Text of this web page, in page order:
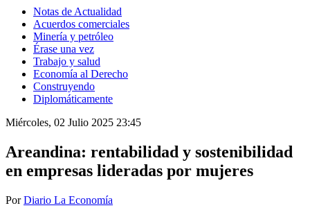
Notas de Actualidad
Acuerdos comerciales
Minería y petróleo
Érase una vez
Trabajo y salud
Economía al Derecho
Construyendo
Diplomáticamente
Miércoles, 02 Julio 2025 23:45
Areandina: rentabilidad y sostenibilidad
en empresas lideradas por mujeres
PorDiario La Economía